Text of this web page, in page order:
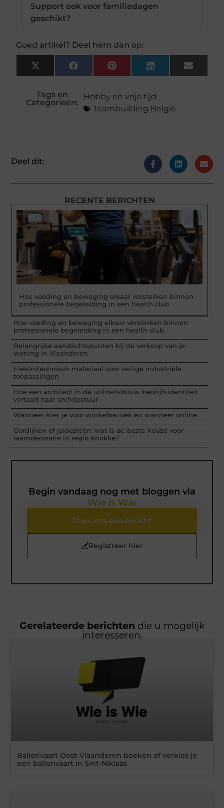
Support ook voor familiedagen
geschikt?
Goed artikel? Deel hem dan op:
X
(Twitter)
FacebookPinterestLinkedInEmail
Tags en
Categorieën:
Hobby en vrije tijd
Teambuilding België
Deel dit:
RECENTE BERICHTEN
Hoe voeding en beweging elkaar versterken binnen
professionele begeleiding in een health club
Hoe voeding en beweging elkaar versterken binnen
professionele begeleiding in een health club
Belangrijke aandachtspunten bij de verkoop van je
woning in Vlaanderen
Elektrotechnisch materiaal voor veilige industriële
toepassingen
Hoe een architect in de utiliteitsbouw bedrijfsidentiteit
vertaalt naar architectuur
Wanneer kies je voor winkelbezoek en wanneer online
Gordijnen of jaloezieën: wat is de beste keuze voor
raamdecoratie in regio Knokke?
Begin vandaag nog met bloggen via
Wie is Wie
Stuur ons een bericht
Registreer hier
Gerelateerde berichten die u mogelijk
interesseren.
Ballonvaart Oost-Vlaanderen boeken of verkies je
een ballonvaart in Sint-Niklaas